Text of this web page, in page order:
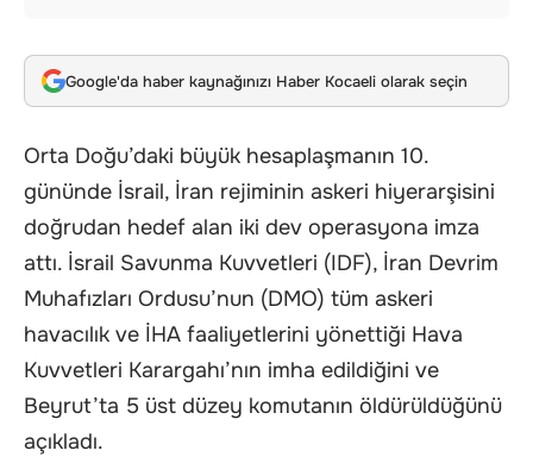
Google'da haber kaynağınızı Haber Kocaeli olarak seçin
Orta Doğu’daki büyük hesaplaşmanın 10.
gününde İsrail, İran rejiminin askeri hiyerarşisini
doğrudan hedef alan iki dev operasyona imza
attı. İsrail Savunma Kuvvetleri (IDF), İran Devrim
Muhafızları Ordusu’nun (DMO) tüm askeri
havacılık ve İHA faaliyetlerini yönettiği Hava
Kuvvetleri Karargahı’nın imha edildiğini ve
Beyrut’ta 5 üst düzey komutanın öldürüldüğünü
açıkladı.